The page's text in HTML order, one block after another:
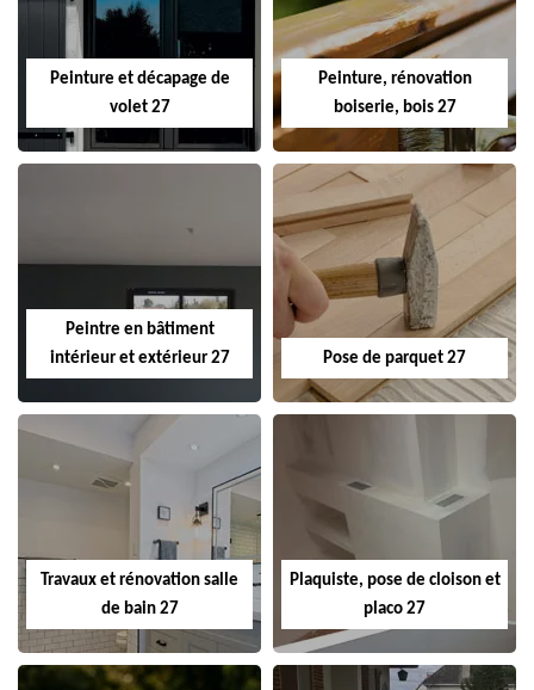
Peinture et décapage de
volet 27
Peinture, rénovation
boiserie, bois 27
Peintre en bâtiment
intérieur et extérieur 27
Pose de parquet 27
Travaux et rénovation salle
de bain 27
Plaquiste, pose de cloison et
placo 27